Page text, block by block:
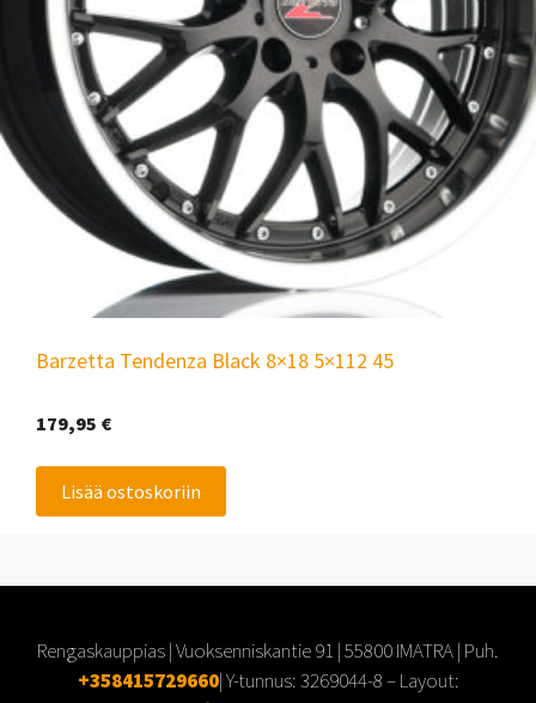
Barzetta Tendenza Black 8×18 5×112 45
179,95 €
Lisää ostoskoriin
Rengaskauppias | Vuoksenniskantie 91 | 55800 IMATRA | Puh.
+358415729660| Y-tunnus:3269044-8– Layout: